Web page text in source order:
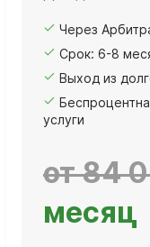
Через
Срок: 6-8
Выход из
услуги
от 84
месяц